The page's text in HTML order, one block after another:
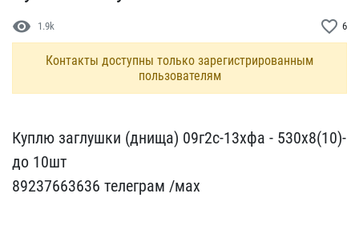
visibility 1.9k favorite_border 6
Контакты доступны только зарегистрированным
пользователям
Куплю заглушки (днища) 0​9г2с-13хфа - 530х8(10)-
д​о 10шт
89237663636 телег​рам /мах